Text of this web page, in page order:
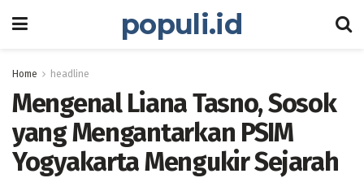
populi.id
Home headline
Mengenal Liana Tasno, Sosok
yang Mengantarkan PSIM
Yogyakarta Mengukir Sejarah